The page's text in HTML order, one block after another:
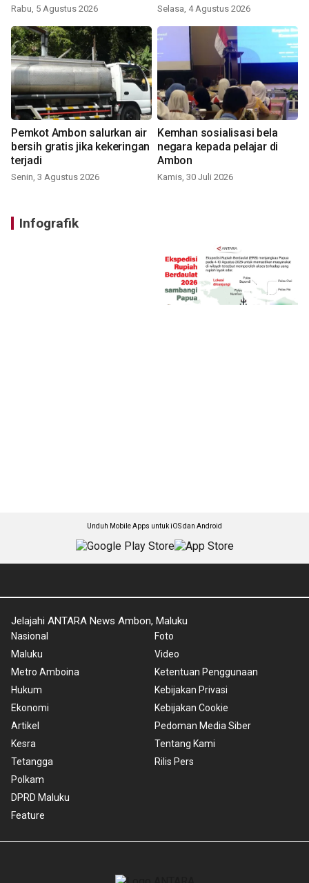
Rabu, 5 Agustus 2026 Selasa, 4 Agustus 2026
Pemkot Ambon salurkan air
bersih gratis jika kekeringan
terjadi
Senin, 3 Agustus 2026
Kemhan sosialisasi bela
negara kepada pelajar di
Ambon
Kamis, 30 Juli 2026
Infografik
Unduh Mobile Apps untuk iOS dan Android
Jelajahi ANTARA News Ambon, Maluku
Nasional
Maluku
Metro Amboina
Hukum
Ekonomi
Artikel
Kesra
Tetangga
Polkam
DPRD Maluku
Feature
Foto
Video
Ketentuan Penggunaan
Kebijakan Privasi
Kebijakan Cookie
Pedoman Media Siber
Tentang Kami
Rilis Pers